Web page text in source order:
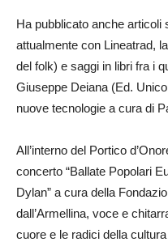
Ha pubblicato anche
attualmente con Lineatrad,
del folk) e saggi in libri fra i
Giuseppe Deiana (Ed.
nuove tecnologie a cura di
All’interno del Portico
concerto “Ballate Popolari
Dylan” a cura della
dall’Armellina, voce e
cuore e le radici della